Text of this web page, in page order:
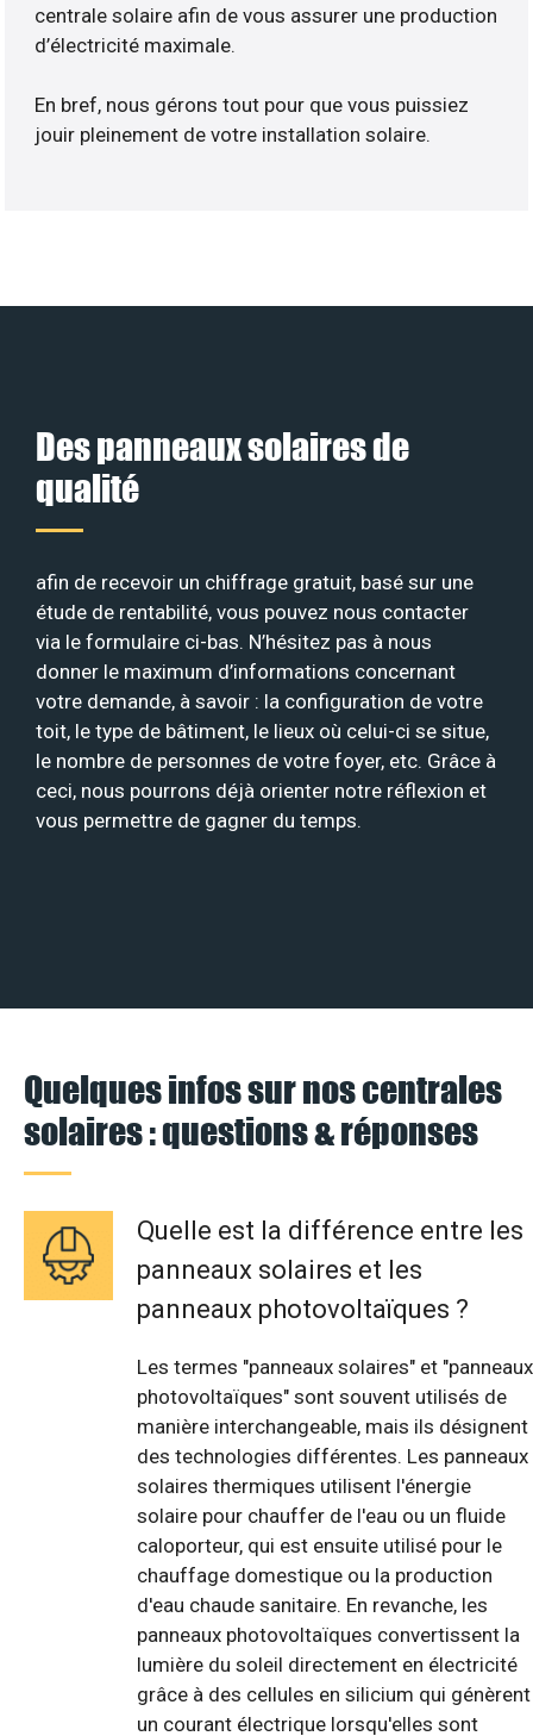
centrale solaire afin de vous assurer une production
d’électricité maximale.
En bref, nous gérons tout pour que vous puissiez
jouir pleinement de votre installation solaire.
Des panneaux solaires de
qualité
afin de recevoir un chiffrage gratuit, basé sur une
étude de rentabilité, vous pouvez nous contacter
via le formulaire ci-bas. N’hésitez pas à nous
donner le maximum d’informations concernant
votre demande, à savoir : la configuration de votre
toit, le type de bâtiment, le lieux où celui-ci se situe,
le nombre de personnes de votre foyer, etc. Grâce à
ceci, nous pourrons déjà orienter notre réflexion et
vous permettre de gagner du temps.
Quelques infos sur nos centrales
solaires : questions & réponses
Quelle est la différence entre les
panneaux solaires et les
panneaux photovoltaïques ?
Les termes "panneaux solaires" et "panneaux
photovoltaïques" sont souvent utilisés de
manière interchangeable, mais ils désignent
des technologies différentes. Les panneaux
solaires thermiques utilisent l'énergie
solaire pour chauffer de l'eau ou un fluide
caloporteur, qui est ensuite utilisé pour le
chauffage domestique ou la production
d'eau chaude sanitaire. En revanche, les
panneaux photovoltaïques convertissent la
lumière du soleil directement en électricité
grâce à des cellules en silicium qui génèrent
un courant électrique lorsqu'elles sont